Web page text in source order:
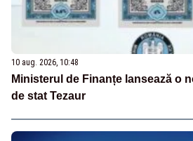
10 aug. 2026, 10:48
Ministerul de Finanțe lansează o
de stat Tezaur